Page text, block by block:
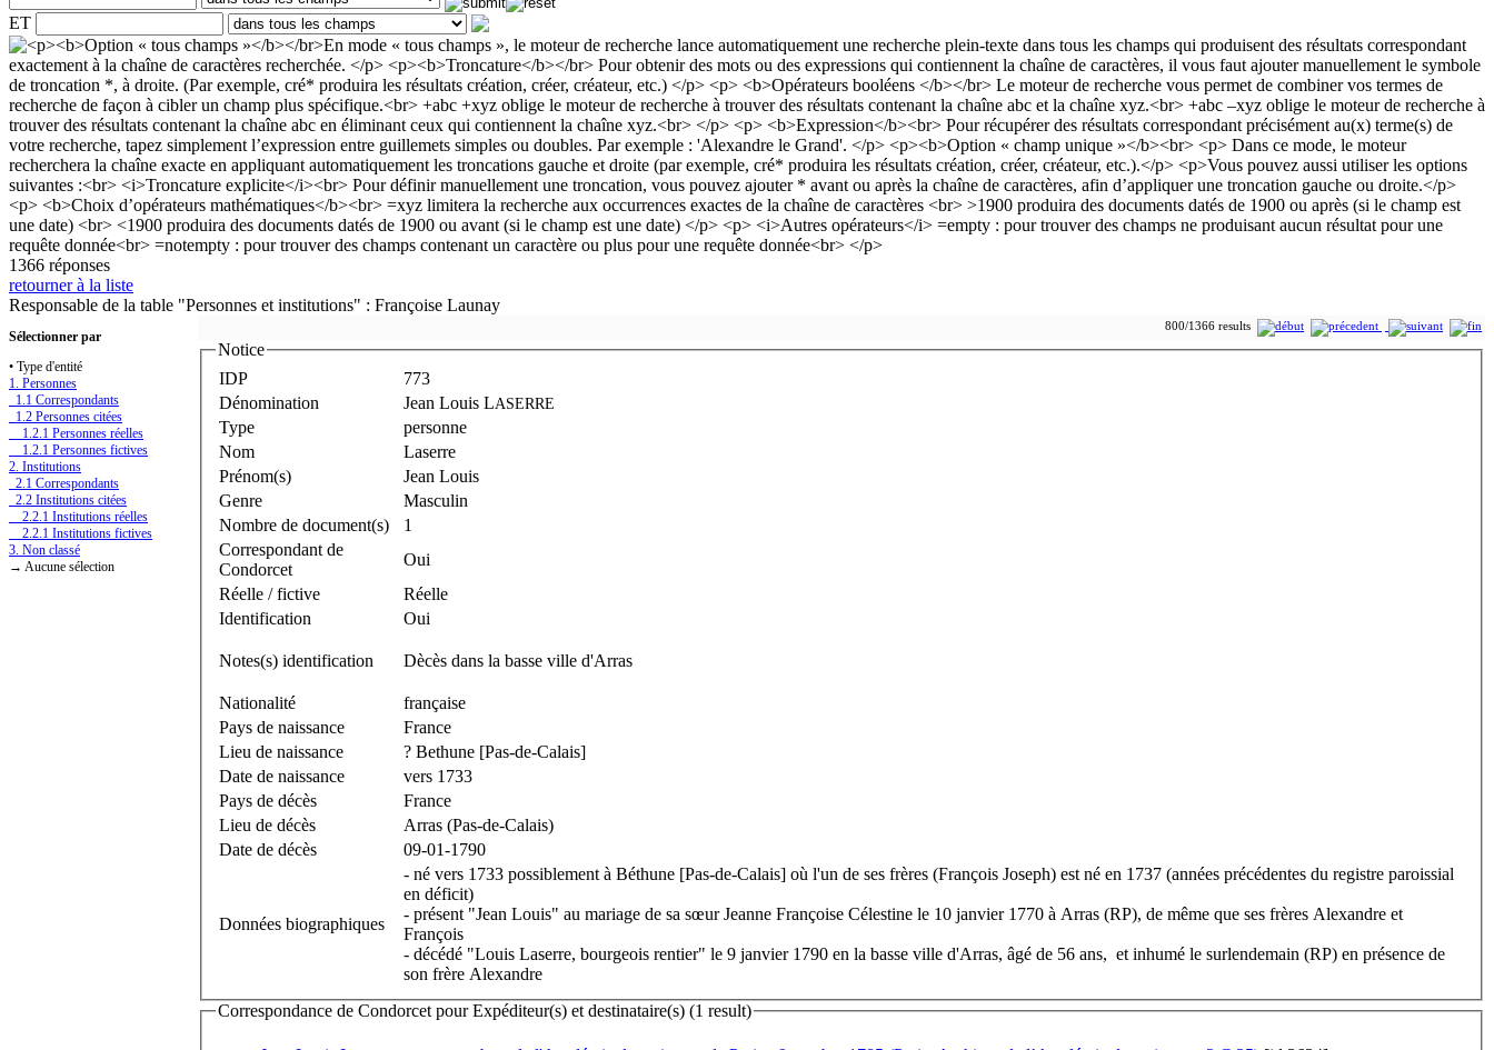
ET
1366 réponses
retourner à la liste
Responsable de la table "Personnes et institutions" : Françoise Launay
Sélectionner par
• Type d'entité
1. Personnes
1.1 Correspondants
1.2 Personnes citées
1.2.1 Personnes réelles
1.2.1 Personnes fictives
2. Institutions
2.1 Correspondants
2.2 Institutions citées
2.2.1 Institutions réelles
2.2.1 Institutions fictives
3. Non classé
→ Aucune sélection
800/1366 results
Notice
IDP
773
Dénomination
Jean Louis LASERRE
Type
personne
Nom
Laserre
Prénom(s)
Jean Louis
Genre
Masculin
Nombre de document(s)
1
Correspondant de
Condorcet
Oui
Réelle / fictive
Réelle
Identification
Oui
Notes(s) identification Dècès dans la basse ville d'Arras
Nationalité
française
Pays de naissance
France
Lieu de naissance
? Bethune [Pas-de-Calais]
Date de naissance
vers 1733
Pays de décès
France
Lieu de décès
Arras (Pas-de-Calais)
Date de décès
09-01-1790
Données biographiques
- né vers 1733 possiblement à Béthune [Pas-de-Calais] où l'un de ses frères (François Joseph) est né en 1737 (années précédentes du registre paroissial
en déficit)
- présent "Jean Louis" au mariage de sa sœur Jeanne Françoise Célestine le 10 janvier 1770 à Arras (RP), de même que ses frères Alexandre et
François
- décédé "Louis Laserre, bourgeois rentier" le 9 janvier 1790 en la basse ville d'Arras, âgé de 56 ans, et inhumé le surlendemain (RP) en présence de
son frère Alexandre
Correspondance de Condorcet pour Expéditeur(s) et destinataire(s) (1 result)